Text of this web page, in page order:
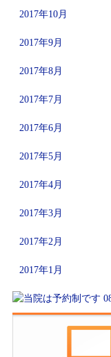
2017年10月
2017年9月
2017年8月
2017年7月
2017年6月
2017年5月
2017年4月
2017年3月
2017年2月
2017年1月